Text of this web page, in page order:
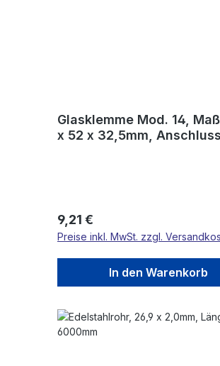
Glasklemme Mod. 14,
x 52 x 32,5mm,
Regulärer Preis:
9,21 €
Preise inkl. MwSt. zzgl.
In den Warenkorb